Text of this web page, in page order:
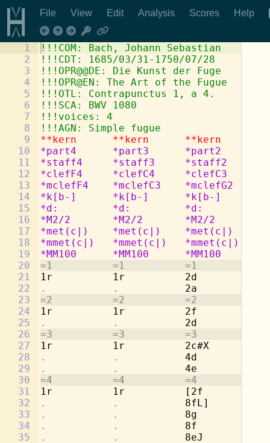
File View Edit Analysis Scores Help
1
2
3
4
5
6
7
8
9
10
11
12
13
14
15
16
17
18
19
20
21
22
23
24
25
26
27
28
29
30
31
32
33
34
35
!!!COM: Bach, Johann Sebastian
!!!CDT: 1685/03/31-1750/07/28
!!!OPR@@DE: Die Kunst der Fuge
!!!OPR@EN: The Art of the Fugue
!!!OTL: Contrapunctus 1, a 4.
!!!SCA: BWV 1080
!!!voices: 4
!!!AGN: Simple fugue
**kern
**kern **kern
*part4
*part3 *part2
*staff4
*staff3 *staff2
*clefF4
*clefC4 *clefC3
*mclefF4
*mclefC3 *mclefG2
*k[b-]
*k[b-] *k[b-]
*d:
*d: *d:
*M2/2
*M2/2 *M2/2
*met(c|)
*met(c|) *met(c|)
*mmet(c|)
*mmet(c|) *mmet(c|)
*MM100
*MM100 *MM100
=1          =1          =1          =1
1r          1r          2d          1r
.           . 2a
=2          =2          =2          =2
1r          1r          2f          1r
.           . 2d
=3          =3          =3          =3
1r          1r          2c#X        1r
.           . 4d
.           . 4e
=4          =4          =4          =4
1r          1r          [2f         1r
.           . 8fL]
.           . 8g
.           . 8f
.           . 8eJ